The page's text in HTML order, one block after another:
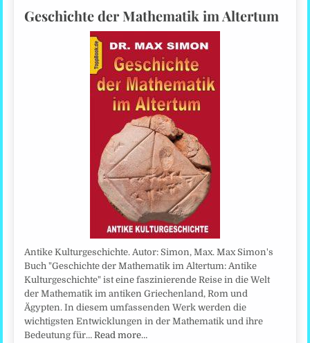
Geschichte der Mathematik im Altertum
Antike Kulturgeschichte. Autor: Simon, Max. Max Simon's
Buch "Geschichte der Mathematik im Altertum: Antike
Kulturgeschichte" ist eine faszinierende Reise in die Welt
der Mathematik im antiken Griechenland, Rom und
Ägypten. In diesem umfassenden Werk werden die
wichtigsten Entwicklungen in der Mathematik und ihre
Bedeutung für…Read more…